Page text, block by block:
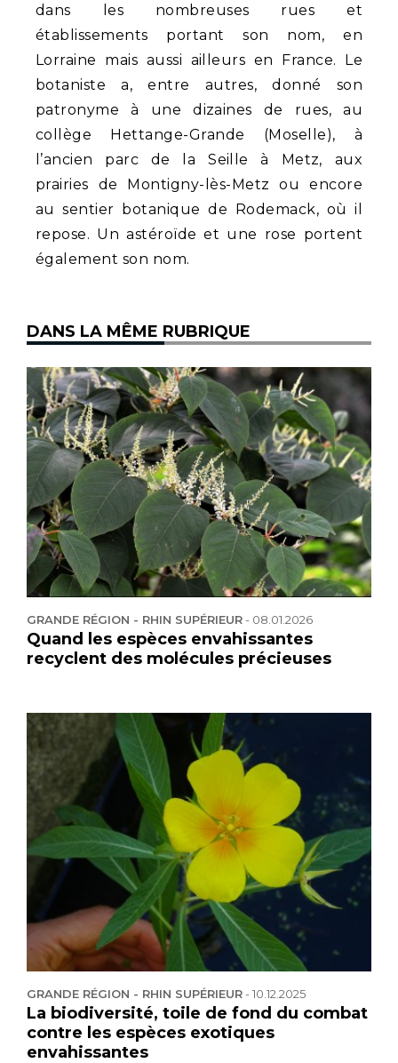
dans les nombreuses rues et
établissements portant son nom, en
Lorraine mais aussi ailleurs en France. Le
botaniste a, entre autres, donné son
patronyme à une dizaines de rues, au
collège Hettange-Grande (Moselle), à
l’ancien parc de la Seille à Metz, aux
prairies de Montigny-lès-Metz ou encore
au sentier botanique de Rodemack, où il
repose. Un astéroïde et une rose portent
également son nom.
DANS LA MÊME RUBRIQUE
GRANDE RÉGION - RHIN SUPÉRIEUR- 08.01.2026
Quand les espèces envahissantes
recyclent des molécules précieuses
GRANDE RÉGION - RHIN SUPÉRIEUR-10.12.2025
La biodiversité, toile de fond du combat
contre les espèces exotiques
envahissantes